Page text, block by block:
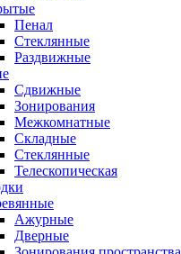
Пенал
Стеклянные
Раздвижные
Сдвижные
Зонирования
Межкомнатные
Складные
Стеклянные
Телескопическая
Ажурные
Дверные